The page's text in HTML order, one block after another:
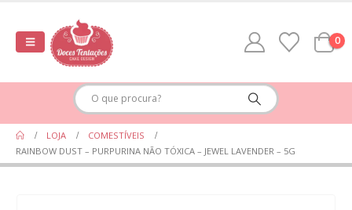
0
LOJA
COMESTÍVEIS
RAINBOW DUST – PURPURINA NÃO TÓXICA – JEWEL LAVENDER – 5G